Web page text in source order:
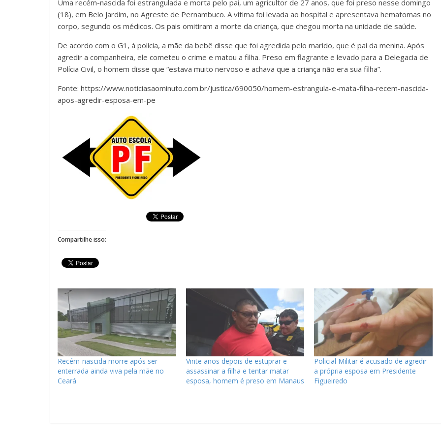
Uma recém-nascida foi estrangulada e morta pelo pai, um agricultor de 27 anos, que foi preso nesse domingo
(18), em Belo Jardim, no Agreste de Pernambuco. A vítima foi levada ao hospital e apresentava hematomas no
corpo, segundo os médicos. Os pais omitiram a morte da criança, que chegou morta na unidade de saúde.
De acordo com o G1, à polícia, a mãe da bebê disse que foi agredida pelo marido, que é pai da menina. Após
agredir a companheira, ele cometeu o crime e matou a filha. Preso em flagrante e levado para a Delegacia de
Polícia Civil, o homem disse que “estava muito nervoso e achava que a criança não era sua filha”.
Fonte: https://www.noticiasaominuto.com.br/justica/690050/homem-estrangula-e-mata-filha-recem-nascida-
apos-agredir-esposa-em-pe
Compartilhe isso:
Recém-nascida morre após ser
enterrada ainda viva pela mãe no
Ceará
Vinte anos depois de estuprar e
assassinar a filha e tentar matar
esposa, homem é preso em Manaus
Policial Militar é acusado de agredir
a própria esposa em Presidente
Figueiredo